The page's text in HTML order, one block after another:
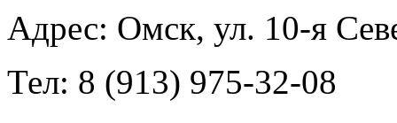
Адрес: Омск, ул. 10-я
Тел: 8 (913) 975-32-08